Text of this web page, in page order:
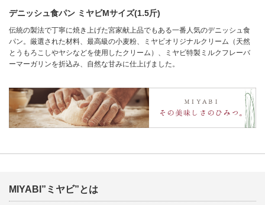
デニッシュ食パン ミヤビMサイズ(1.5斤)
伝統の製法で丁寧に焼き上げた宮家献上品でもある一番人気のデニッシュ食
パン。厳選された材料、最高級の小麦粉、ミヤビオリジナルクリーム（天然
とうもろこしやヤシなどを使用したクリーム）、ミヤビ特製ミルクフレーバ
ーマーガリンを折込み、自然な甘みに仕上げました。
MIYABI”ミヤビ”とは